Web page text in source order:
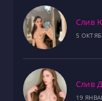
Слив
5
Слив
19